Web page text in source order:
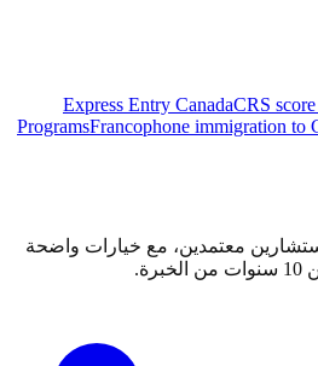
Express Entry CanadaCRS
ProgramsFrancophone immigration to
معتمدين، مع خيارات واضحة